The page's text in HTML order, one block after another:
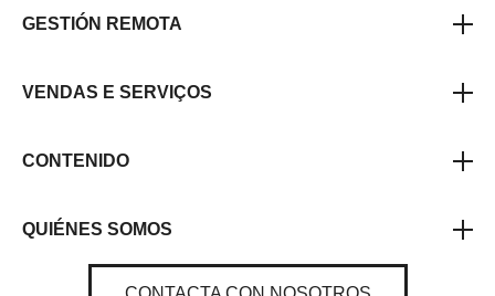
GESTIÓN REMOTA
VENDAS E SERVIÇOS
CONTENIDO
QUIÉNES SOMOS